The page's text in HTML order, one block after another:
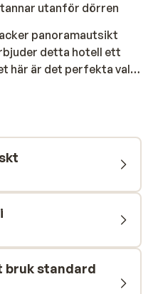
utanför dörren
panoramautsikt
detta hotell ett
här är det perfekta valet
och bekväm
populära
Maratha kan du
en fräsch sallad.
på
du kan njuta av
Det luftiga
trädgård och
över
utrustad med solstolar
dag. Släck
bruk standard